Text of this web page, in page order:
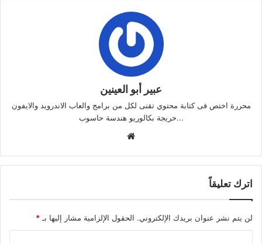
عبير أبو العينين
محررة اختص فى كتابة محتوي تقنى لكل من برامج والعاب الاندرويد والايفون
...خريجة بكالوريو هندسة حاسوب
اترك تعليقاً
لن يتم نشر عنوان بريدك الإلكتروني. الحقول الإلزامية مشار إليها بـ *